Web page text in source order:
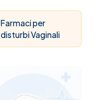
Farmaci per
disturbi Vaginali